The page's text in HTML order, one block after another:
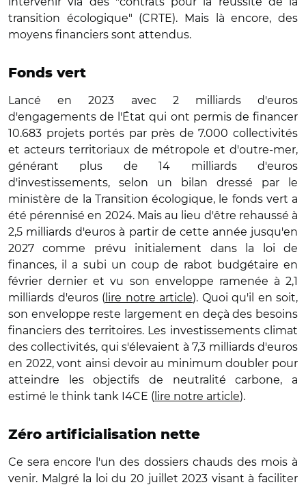
transition écologique" (CRTE). Mais là encore, des
moyens financiers sont attendus.
Fonds vert
Lancé en 2023
avec 2 milliards d'euros
d'engagements de l'État qui ont permis de financer
10.683 projets portés par près de 7.000 collectivités
et acteurs territoriaux de métropole et d'outre-mer,
générant plus de 14 milliards d'euros
d'investissements, selon un bilan dressé par le
ministère de la Transition écologique, le fonds vert a
été pérennisé en 2024. Mais au lieu d'être rehaussé à
2,5 milliards d'euros à partir de cette année jusqu'en
2027 comme prévu initialement dans la loi de
finances, il a subi un coup de rabot budgétaire en
février dernier et vu son enveloppe ramenée à 2,1
milliards d'euros ( lire notre article). Quoi qu'il en soit,
son enveloppe reste largement en deçà des besoins
financiers des territoires. Les investissements climat
des collectivités, qui s'élevaient à 7,3 milliards d'euros
en 2022, vont ainsi devoir au minimum doubler pour
atteindre les objectifs de neutralité carbone, a
estimé le think tank I4CE ( lire notre article).
Zéro artificialisation nette
Ce sera encore l'un des dossiers chauds des mois à
venir. Malgré la loi du 20 juillet 2023 visant à faciliter